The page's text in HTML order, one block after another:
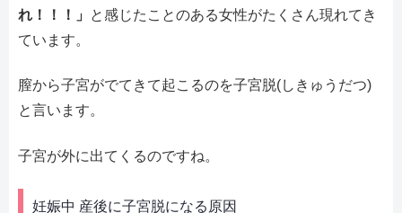
れ！！！」
と感じたことのある女性がたくさん現れてき
ています。
膣から子宮がでてきて起こるのを子宮脱(しきゅうだつ)
と言います。
子宮が外に出てくるのですね。
妊娠中 産後に子宮脱になる原因